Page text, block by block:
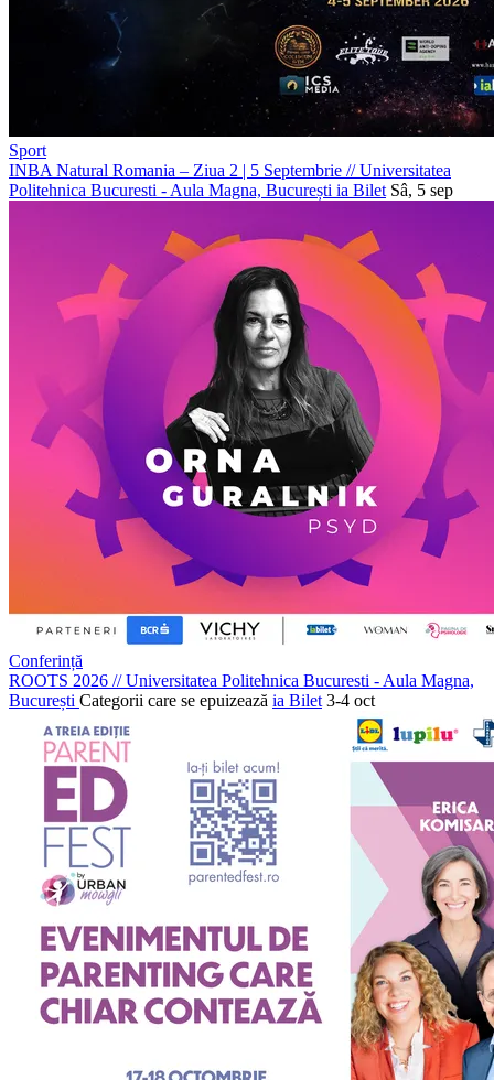
Sport
INBA Natural Romania – Ziua 2 | 5 Septembrie //Universitatea
Politehnica Bucuresti - Aula Magna, București ia Bilet Sâ, 5 sep
Conferință
ROOTS 2026 //Universitatea Politehnica Bucuresti - Aula Magna,
București Categorii care se epuizează ia Bilet 3-4 oct